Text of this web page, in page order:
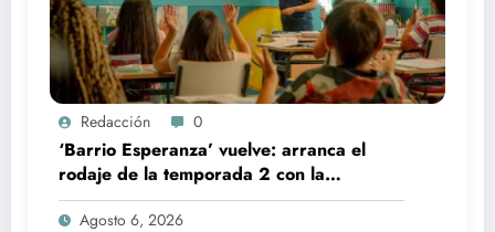
Redacción 0
‘Barrio Esperanza’ vuelve: arranca el
rodaje de la temporada 2 con la
incorporación de María Castro
Agosto 6, 2026